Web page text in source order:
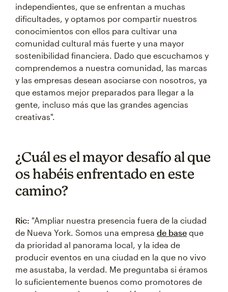
independientes, que se enfrentan a muchas
dificultades, y optamos por compartir nuestros
conocimientos con ellos para cultivar una
comunidad cultural más fuerte y una mayor
sostenibilidad financiera. Dado que escuchamos y
comprendemos a nuestra comunidad, las marcas
y las empresas desean asociarse con nosotros, ya
que estamos mejor preparados para llegar a la
gente, incluso más que las grandes agencias
creativas".
¿Cuál es el mayor desafío al que
os habéis enfrentado en este
camino?
Ric: "Ampliar nuestra presencia fuera de la ciudad
de Nueva York. Somos una empresa de base que
da prioridad al panorama local, y la idea de
producir eventos en una ciudad en la que no vivo
me asustaba, la verdad. Me preguntaba si éramos
lo suficientemente buenos como promotores de